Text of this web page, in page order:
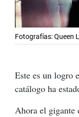
Fotografías: Queen
Este es un logro
catálogo ha
Ahora el gigante